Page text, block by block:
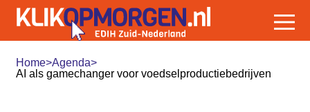
Home>Agenda>
AI als gamechanger voor voedselproductiebedrijven